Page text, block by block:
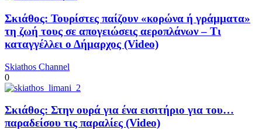
Σκιάθος: Τουρίστες παίζουν «κορώνα ή γράμματα»
τη ζωή τους σε απογειώσεις αεροπλάνων – Τι
καταγγέλλει ο Δήμαρχος (Video)
Skiathos Channel
0
Σκιάθος: Στην ουρά για ένα εισιτήριο για του…
παραδείσου τις παραλίες (Video)